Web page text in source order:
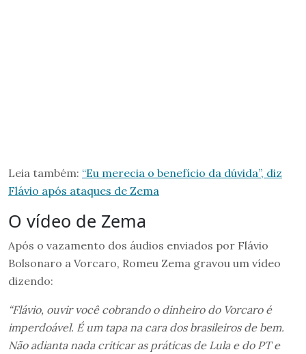
Leia também: “Eu merecia o benefício da dúvida”, diz
Flávio após ataques de Zema
O vídeo de Zema
Após o vazamento dos áudios enviados por Flávio
Bolsonaro a Vorcaro, Romeu Zema gravou um vídeo
dizendo:
“Flávio, ouvir você cobrando o dinheiro do Vorcaro é
imperdoável. É um tapa na cara dos brasileiros de bem.
Não adianta nada criticar as práticas de Lula e do PT e